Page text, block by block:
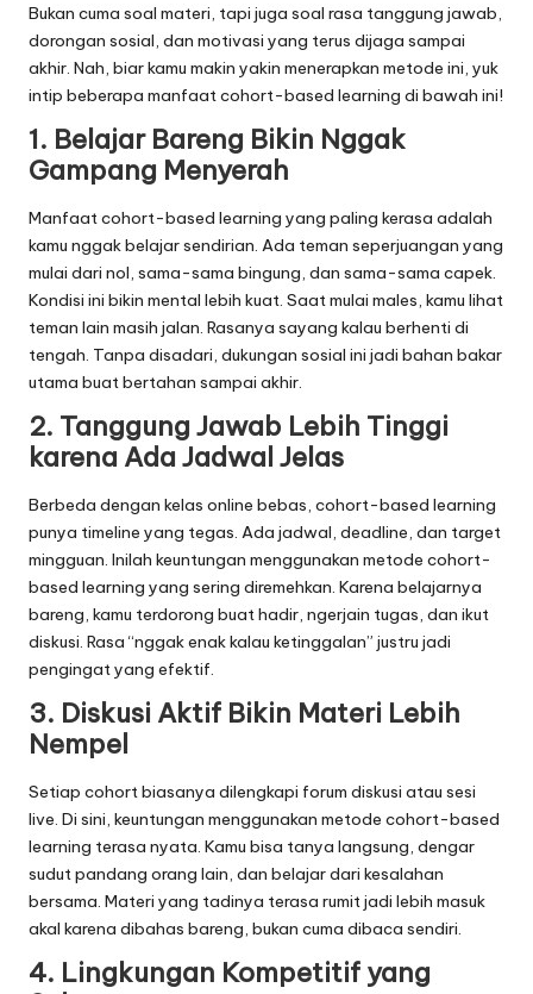
Bukan cuma soal materi, tapi juga soal rasa tanggung jawab,
dorongan sosial, dan motivasi yang terus dijaga sampai
akhir. Nah, biar kamu makin yakin menerapkan metode ini, yuk
intip beberapa manfaat cohort-based learning di bawah ini!
1. Belajar Bareng Bikin Nggak
Gampang Menyerah
Manfaat cohort-based learning yang paling kerasa adalah
kamu nggak belajar sendirian. Ada teman seperjuangan yang
mulai dari nol, sama-sama bingung, dan sama-sama capek.
Kondisi ini bikin mental lebih kuat. Saat mulai males, kamu lihat
teman lain masih jalan. Rasanya sayang kalau berhenti di
tengah. Tanpa disadari, dukungan sosial ini jadi bahan bakar
utama buat bertahan sampai akhir.
2. Tanggung Jawab Lebih Tinggi
karena Ada Jadwal Jelas
Berbeda dengan kelas online bebas, cohort-based learning
punya timeline yang tegas. Ada jadwal, deadline, dan target
mingguan. Inilah keuntungan menggunakan metode cohort-
based learning yang sering diremehkan. Karena belajarnya
bareng, kamu terdorong buat hadir, ngerjain tugas, dan ikut
diskusi. Rasa “nggak enak kalau ketinggalan” justru jadi
pengingat yang efektif.
3. Diskusi Aktif Bikin Materi Lebih
Nempel
Setiap cohort biasanya dilengkapi forum diskusi atau sesi
live. Di sini, keuntungan menggunakan metode cohort-based
learning terasa nyata. Kamu bisa tanya langsung, dengar
sudut pandang orang lain, dan belajar dari kesalahan
bersama. Materi yang tadinya terasa rumit jadi lebih masuk
akal karena dibahas bareng, bukan cuma dibaca sendiri.
4. Lingkungan Kompetitif yang